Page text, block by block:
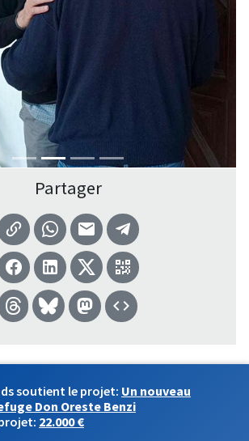
Partager
soutient le projet: Un nouveau
Don Oreste Benzi
22.000 €